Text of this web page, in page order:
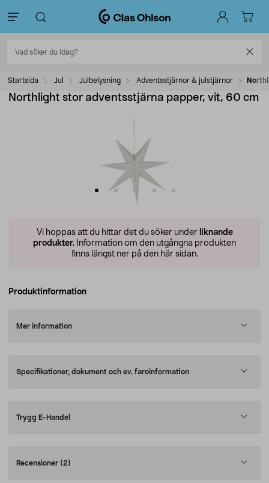
Startsida Jul Julbelysning Adventsstjärnor & julstjärnor
Northlight stor adventsstjärna papper, vit, 60 cm
Vi hoppas att du hittar det du söker under liknande
produkter. Information om den utgångna produkten
finns längst ner på den här sidan.
Produktinformation
Mer information
Specifikationer, dokument och ev. faroinformation
Trygg E-Handel
Recensioner (2)